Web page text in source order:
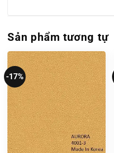
Sản phẩm tương tự
-17%